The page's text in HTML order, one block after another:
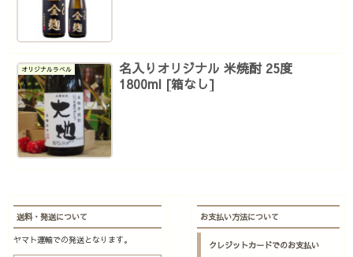
オリジナルラベル
名入りオリジナル 米焼酎 25度
1800ml [箱なし]
送料・発送について
ヤマト運輸での発送となります。
お支払い方法について
クレジットカードでのお支払い